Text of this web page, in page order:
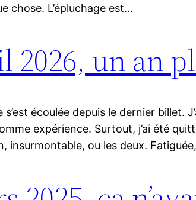
chose. L’épluchage est…
2026, un an
s’est écoulée depuis le dernier billet.
expérience. Surtout, j’ai été
insurmontable, ou les deux.